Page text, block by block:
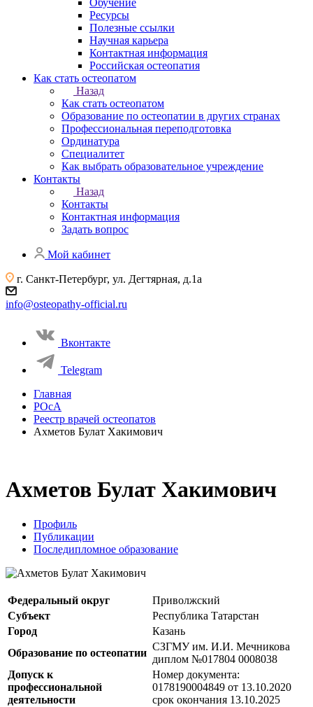
Обучение
Ресурсы
Полезные ссылки
Научная карьера
Контактная информация
Российская остеопатия
Как стать остеопатом
Назад
Как стать остеопатом
Образование по остеопатии в других странах
Профессиональная переподготовка
Ординатура
Специалитет
Как выбрать образовательное учреждение
Контакты
Назад
Контакты
Контактная информация
Задать вопрос
Мой кабинет
г. Санкт-Петербург, ул. Дегтярная, д.1а
info@osteopathy-official.ru
Вконтакте
Telegram
Главная
РОсА
Реестр врачей остеопатов
Ахметов Булат Хакимович
Ахметов Булат Хакимович
Профиль
Публикации
Последипломное образование
Федеральный округ
Приволжский
Субъект
Республика Татарстан
Город
Казань
Образование по остеопатии
СЗГМУ им. И.И. Мечникова
диплом №017804 0008038
Допуск к
профессиональной
деятельности
Номер документа:
0178190004849 от 13.10.2020
срок окончания 13.10.2025